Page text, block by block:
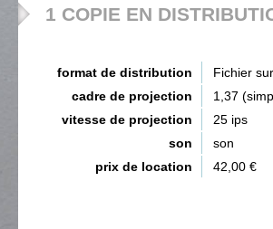
1 COPIE EN
format de distribution
Fichier
cadre de projection
1,37
vitesse de projection
25 ips
son
son
prix de location
42,00 €